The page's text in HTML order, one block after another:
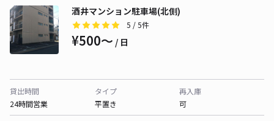
酒井マンション駐車場(北側)
5 / 5件
¥500〜 / 日
貸出時間
24時間営業
タイプ
平置き
再入庫
可